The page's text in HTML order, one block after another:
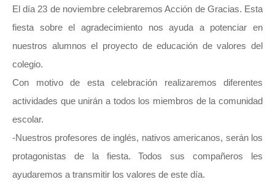
El día 23 de noviembre celebraremos Acción de Gracias. Esta
fiesta sobre el agradecimiento nos ayuda a potenciar en
nuestros alumnos el proyecto de educación de valores del
colegio.
Con motivo de esta celebración realizaremos diferentes
actividades que unirán a todos los miembros de la comunidad
escolar.
-Nuestros profesores de inglés, nativos americanos, serán los
protagonistas de la fiesta. Todos sus compañeros les
ayudaremos a transmitir los valores de este día.